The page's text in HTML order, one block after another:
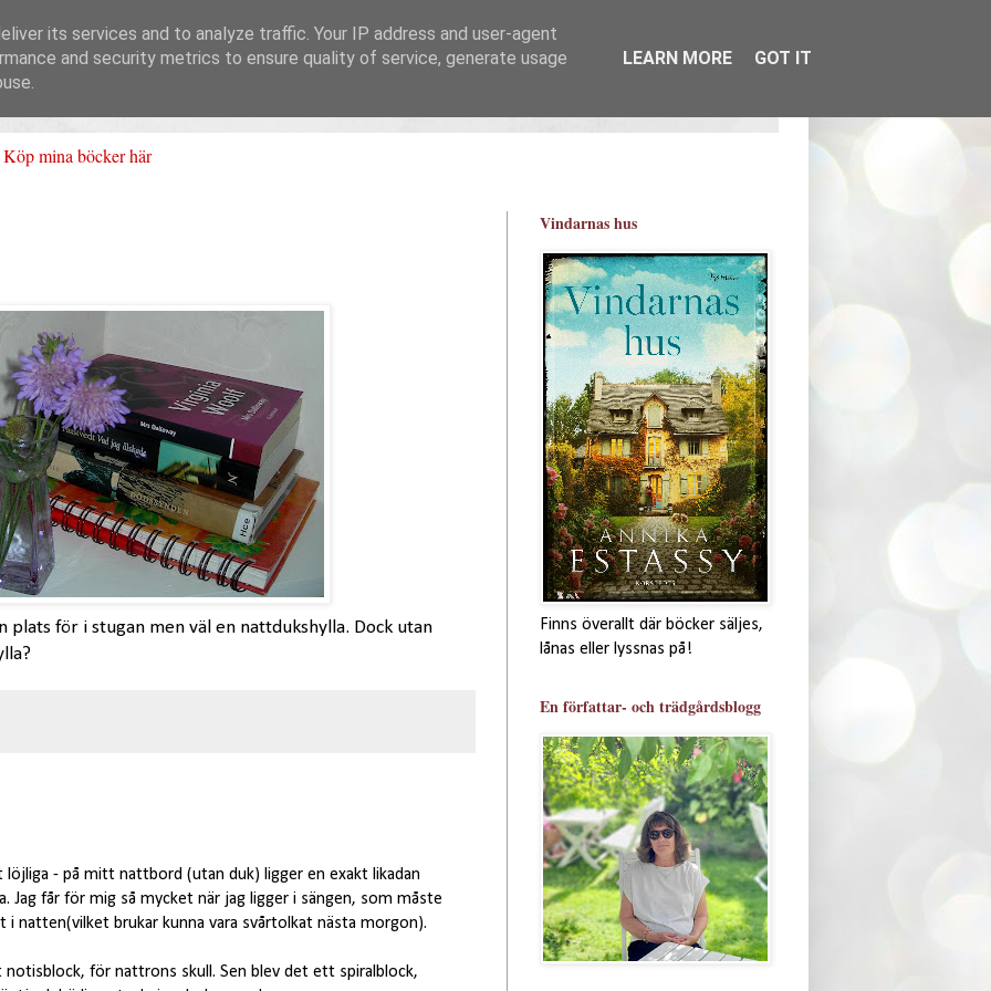
Köp mina böcker här
för i stugan men väl en nattdukshylla. Dock utan
- på mitt nattbord (utan duk) ligger en exakt likadan
Jag får för mig så mycket när jag ligger i sängen, som måste
i natten(vilket brukar kunna vara svårtolkat nästa morgon).
för nattrons skull. Sen blev det ett spiralblock,
Vindarnas hus
Finns överallt där böcker säljes,
lånas eller lyssnas på!
En författar- och trädgårdsblogg
its services and to analyze traffic. Your IP address and user-agent
and security metrics to ensure quality of service, generate usage
LEARN MORE GOT IT